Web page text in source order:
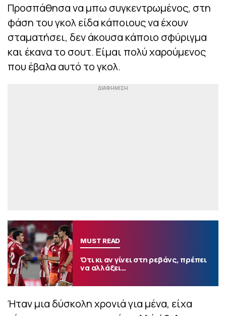
Προσπάθησα να μπω συγκεντρωμένος, στη
φάση του γκολ είδα κάποιους να έχουν
σταματήσει, δεν άκουσα κάποιο σφύριγμα
και έκανα το σουτ. Είμαι πολύ χαρούμενος
που έβαλα αυτό το γκολ.
MUST READ
Ότι κι αν γίνει στη ρεβάνς, πρέπει
να αλλάξει…
Ήταν μια δύσκολη χρονιά για μένα, είχα